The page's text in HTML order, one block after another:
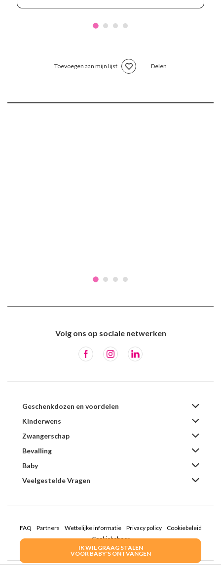
IK WIL GRAAG STALEN
VOOR BABY'S ONTVANGEN
Toevoegen aan mijn lijst Delen
Volg ons op sociale netwerken
Geschenkdozen en voordelen
Kinderwens
Zwangerschap
Bevalling
Baby
Veelgestelde Vragen
FAQ Partners Wettelijke informatie Privacy policy
Cookiebeleid
Cookiebeheer